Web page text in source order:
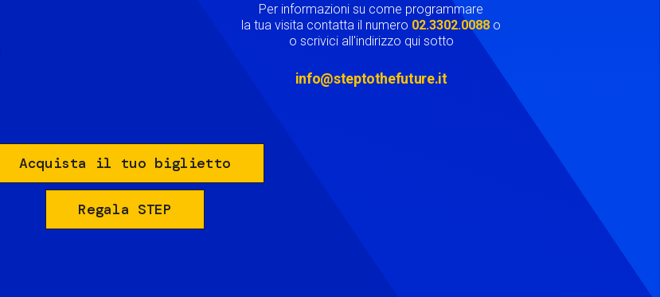
Per informazioni su come programmare
la tua visita contatta il numero 02.3302.0088 o
o scrivici all'indirizzo qui sotto
info@steptothefuture.it
Acquista il tuo biglietto
Regala STEP